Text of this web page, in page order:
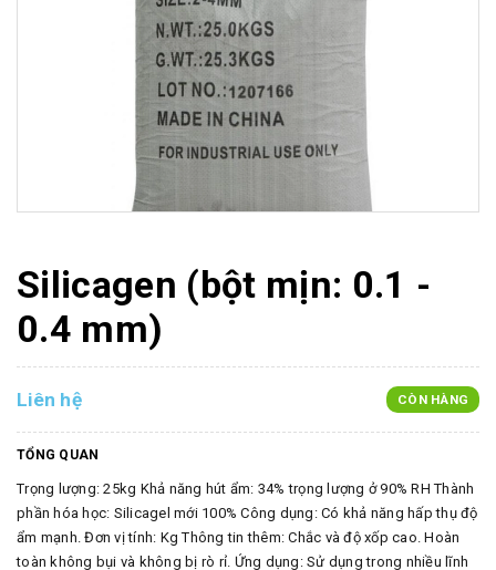
Silicagen (bột mịn: 0.1 -
0.4 mm)
Liên hệ CÒN HÀNG
TỔNG QUAN
Trọng lượng: 25kg Khả năng hút ẩm: 34% trọng lượng ở 90% RH Thành
phần hóa học: Silicagel mới 100% Công dụng: Có khả năng hấp thụ độ
ẩm mạnh. Đơn vị tính: Kg Thông tin thêm: Chắc và độ xốp cao. Hoàn
toàn không bụi và không bị rò rỉ. Ứng dụng: Sử dụng trong nhiều lĩnh